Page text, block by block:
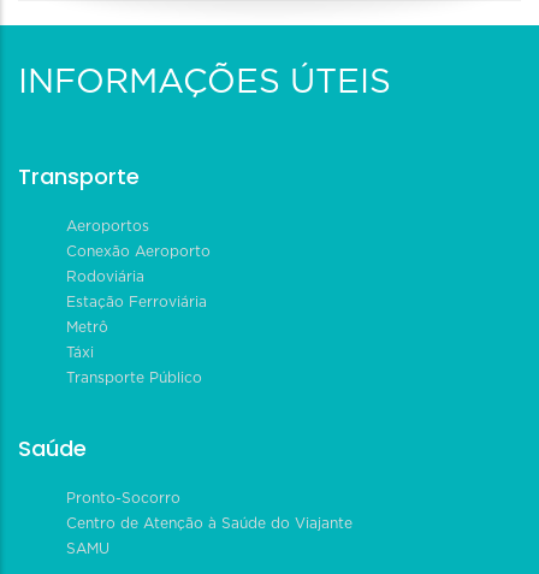
INFORMAÇÕES ÚTEIS
Transporte
Aeroportos
Conexão Aeroporto
Rodoviária
Estação Ferroviária
Metrô
Táxi
Transporte Público
Saúde
Pronto-Socorro
Centro de Atenção à Saúde do Viajante
SAMU